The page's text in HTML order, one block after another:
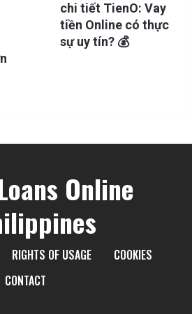
chi tiết TienO: Vay
tiền Online có thực
sự uy tín? 💰
Online
RIGHTS OF USAGE
COOKIES
CONTACT